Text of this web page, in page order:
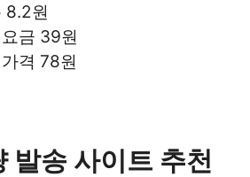
8.2원
금 39원
격 78원
발송 사이트 추천